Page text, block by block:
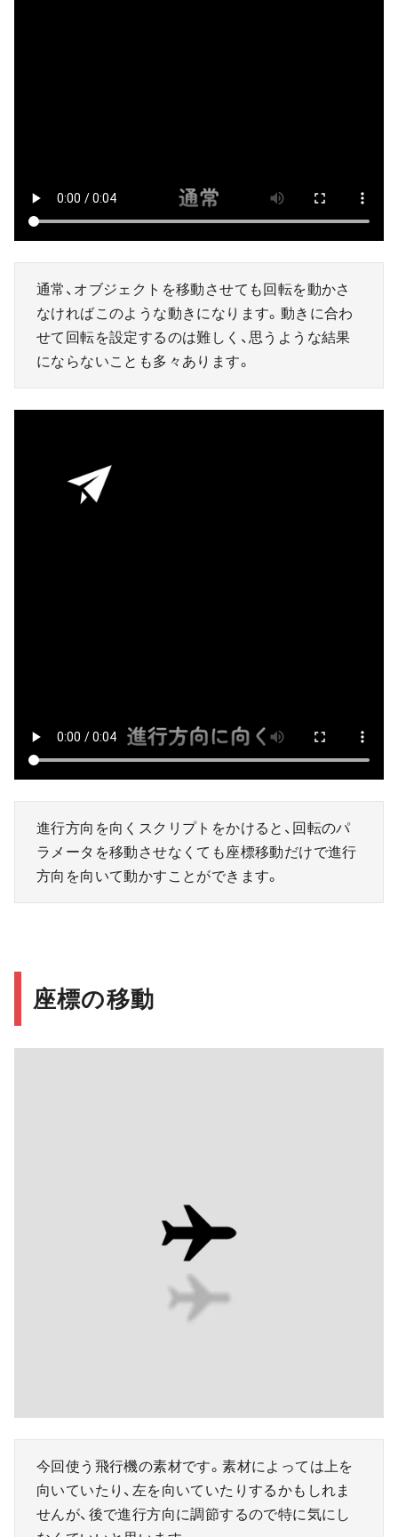
通常、オブジェクトを移動させても回転を動かさ
なければこのような動きになります。動きに合わ
せて回転を設定するのは難しく、思うような結果
にならないことも多々あります。
進行方向を向くスクリプトをかけると、回転のパ
ラメータを移動させなくても座標移動だけで進行
方向を向いて動かすことができます。
座標の移動
今回使う飛行機の素材です。素材によっては上を
向いていたり、左を向いていたりするかもしれま
せんが、後で進行方向に調節するので特に気にし